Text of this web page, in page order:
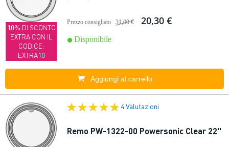
10% DI SCONTO
EXTRA CON IL
CODICE:
EXTRA10
Prezzo consigliato 31,00 € 20,30 €
Disponibile
Aggiungi al carrello
4 Valutazioni
Remo PW-1322-00 Powersonic Clear 22''